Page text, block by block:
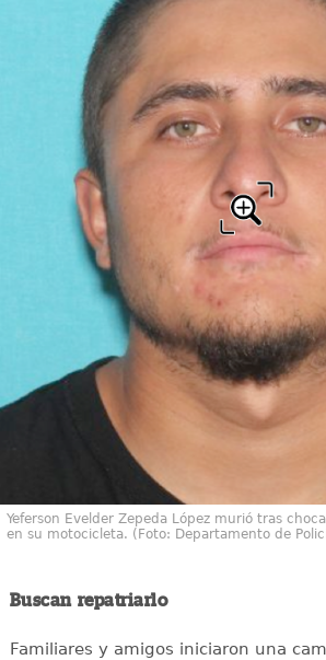
Yeferson Evelder Zepeda López murió tras
en su motocicleta. (Foto: Departamento de
Buscan repatriarlo
Familiares y amigos iniciaron una